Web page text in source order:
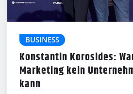
BUSINESS
Konstantin Korosides:
Marketing kein
kann